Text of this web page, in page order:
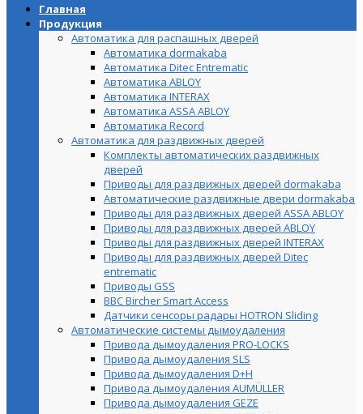
Главная
Продукция
Автоматика для распашных дверей
Автоматика dormakaba
Автоматика Ditec Entrematic
Автоматика ABLOY
Автоматика INTERAX
Автоматика ASSA ABLOY
Автоматика Record
Автоматика для раздвижных дверей
Комплекты автоматических раздвижных
дверей
Приводы для раздвижных дверей dormakaba
Автоматические раздвижные двери dormakaba
Приводы для раздвижных дверей ASSA ABLOY
Приводы для раздвижных дверей ABLOY
Приводы для раздвижных дверей INTERAX
Приводы для раздвижных дверей Ditec
entrematic
Приводы GSS
BBC Bircher Smart Access
Датчики сенсоры радары HOTRON Sliding
Автоматические системы дымоудаления
Привода дымоудаления PRO-LOCKS
Привода дымоудаления SLS
Привода дымоудаления D+H
Привода дымоудаления AUMÜLLER
Привода дымоудаления GEZE